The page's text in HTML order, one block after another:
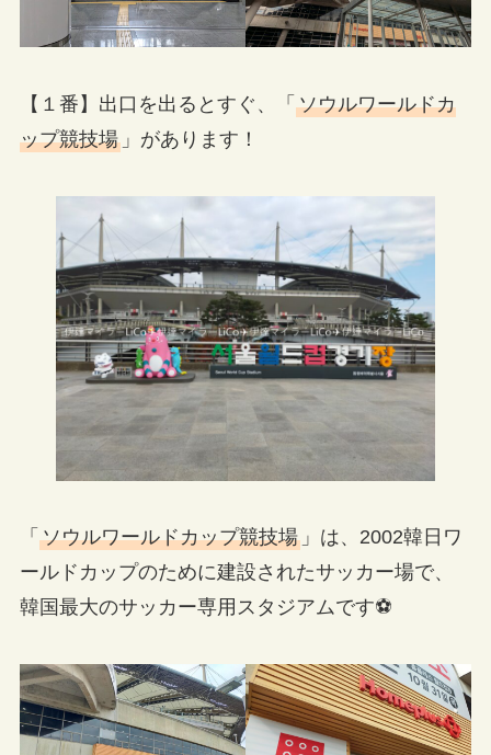
【１番】出口を出るとすぐ、「 ソウルワールドカ
ップ競技場」があります！
「 ソウルワールドカップ競技場」は、2002韓日ワ
ールドカップのために建設されたサッカー場で、
韓国最大のサッカー専用スタジアムです⚽